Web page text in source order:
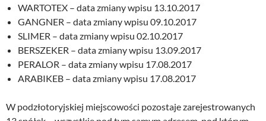
WARTOTEX – data zmiany wpisu 13.10.2017
GANGNER – data zmiany wpisu 09.10.2017
SLIMER – data zmiany wpisu 02.10.2017
BERSZEKER – data zmiany wpisu 13.09.2017
PERALOR – data zmiany wpisu 17.08.2017
ARABIKEB – data zmiany wpisu 17.08.2017
W podzłotoryjskiej miejscowości pozostaje zarejestrowanych